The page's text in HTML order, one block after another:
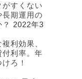
すくない
期運用の
2022年3
利効果、
利率。年
ろ！